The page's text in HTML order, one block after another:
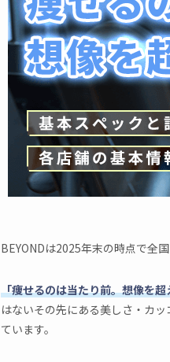
BEYONDは2025年末の時点で全
「痩せるのは当たり前。想像を
はないその先にある美しさ・カ
ています。